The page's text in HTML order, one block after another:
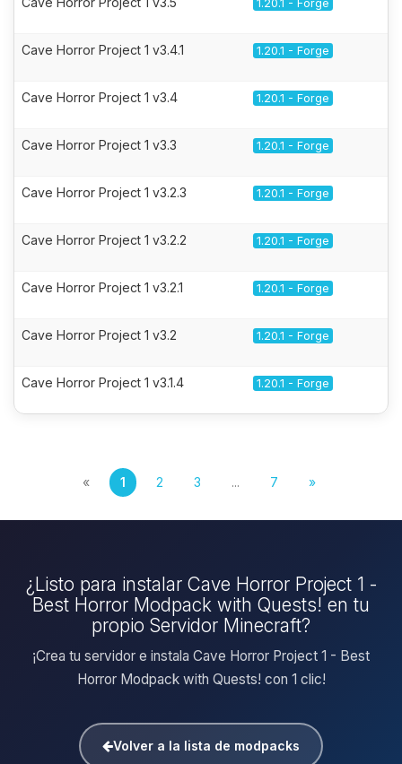
1.20.1 - Forge
Cave Horror Project 1 v3.4.1 1.20.1 - Forge
Cave Horror Project 1 v3.4 1.20.1 - Forge
Cave Horror Project 1 v3.3 1.20.1 - Forge
Cave Horror Project 1 v3.2.3 1.20.1 - Forge
Cave Horror Project 1 v3.2.2 1.20.1 - Forge
Cave Horror Project 1 v3.2.1 1.20.1 - Forge
Cave Horror Project 1 v3.2 1.20.1 - Forge
Cave Horror Project 1 v3.1.4 1.20.1 - Forge
« 1 2 3 ... 7 »
¿Listo para instalar Cave Horror Project 1 -
Best Horror Modpack with Quests! en tu
propio Servidor Minecraft?
¡Crea tu servidor e instala Cave Horror Project 1 - Best
Horror Modpack with Quests! con 1 clic!
Volver a la lista de modpacks